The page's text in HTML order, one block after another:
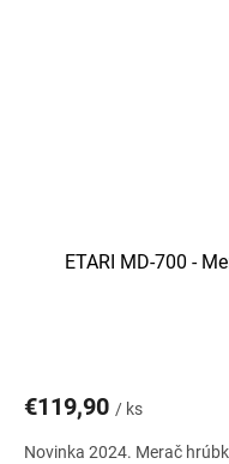
ETARI MD-700 -
€119,90 / ks
Novinka 2024. Merač